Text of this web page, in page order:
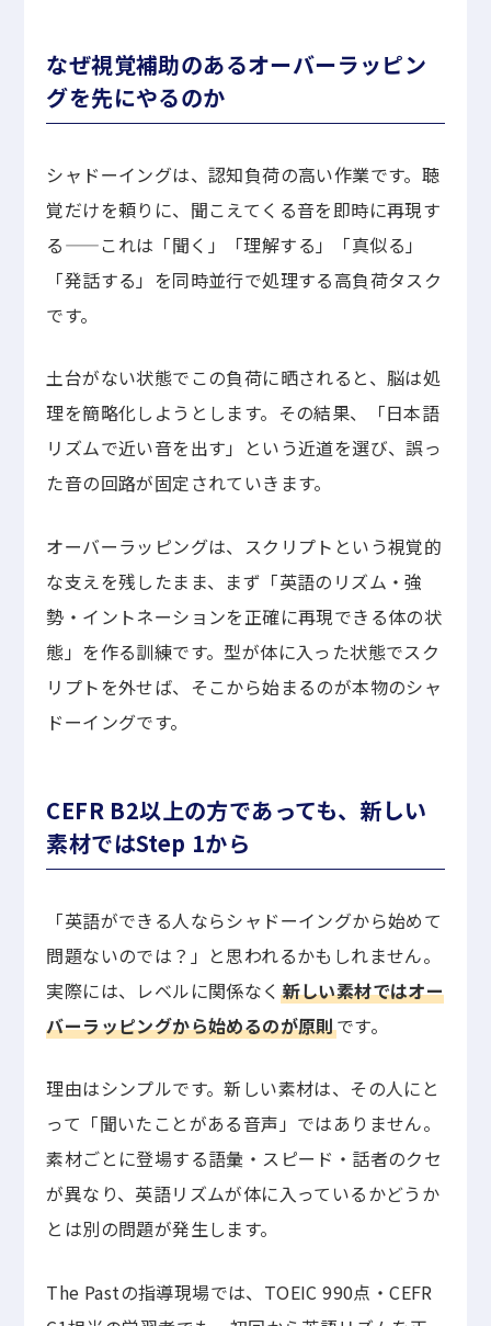
なぜ視覚補助のあるオーバーラッピン
グを先にやるのか
シャドーイングは、認知負荷の高い作業です。聴
覚だけを頼りに、聞こえてくる音を即時に再現す
る——これは「聞く」「理解する」「真似る」
「発話する」を同時並行で処理する高負荷タスク
です。
土台がない状態でこの負荷に晒されると、脳は処
理を簡略化しようとします。その結果、「日本語
リズムで近い音を出す」という近道を選び、誤っ
た音の回路が固定されていきます。
オーバーラッピングは、スクリプトという視覚的
な支えを残したまま、まず「英語のリズム・強
勢・イントネーションを正確に再現できる体の状
態」を作る訓練です。型が体に入った状態でスク
リプトを外せば、そこから始まるのが本物のシャ
ドーイングです。
CEFR B2以上の方であっても、新しい
素材ではStep 1から
「英語ができる人ならシャドーイングから始めて
問題ないのでは？」と思われるかもしれません。
実際には、レベルに関係なく 新しい素材ではオー
バーラッピングから始めるのが原則です。
理由はシンプルです。新しい素材は、その人にと
って「聞いたことがある音声」ではありません。
素材ごとに登場する語彙・スピード・話者のクセ
が異なり、英語リズムが体に入っているかどうか
とは別の問題が発生します。
The Pastの指導現場では、TOEIC 990点・CEFR